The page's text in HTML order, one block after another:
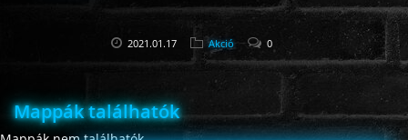
2021.01.17 Akció 0
Mappák találhatók